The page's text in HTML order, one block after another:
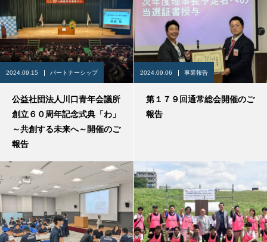
2024.09.15 パートナーシップ
公益社団法人川口青年会議所
創立６０周年記念式典「わ」
～共創する未来へ～開催のご
報告
2024.09.06 事業報告
第１７９回通常総会開催のご
報告